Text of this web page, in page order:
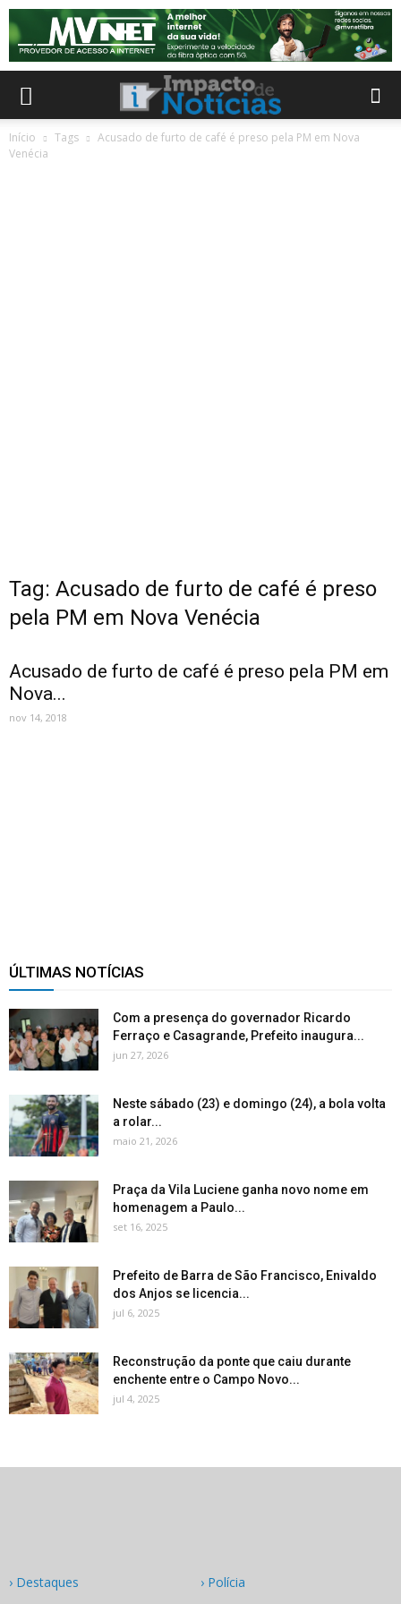
Início Tags
Acusado de furto de café é preso pela PM em Nova
Venécia
Tag: Acusado de furto de café é preso
pela PM em Nova Venécia
Acusado de furto de café é preso pela PM em
Nova...
nov 14, 2018
ÚLTIMAS NOTÍCIAS
Com a presença do governador Ricardo
Ferraço e Casagrande, Prefeito inaugura...
jun 27, 2026
Neste sábado (23) e domingo (24), a bola volta
a rolar...
maio 21, 2026
Praça da Vila Luciene ganha novo nome em
homenagem a Paulo...
set 16, 2025
Prefeito de Barra de São Francisco, Enivaldo
dos Anjos se licencia...
jul 6, 2025
Reconstrução da ponte que caiu durante
enchente entre o Campo Novo...
jul 4, 2025
› Destaques
› Polícia